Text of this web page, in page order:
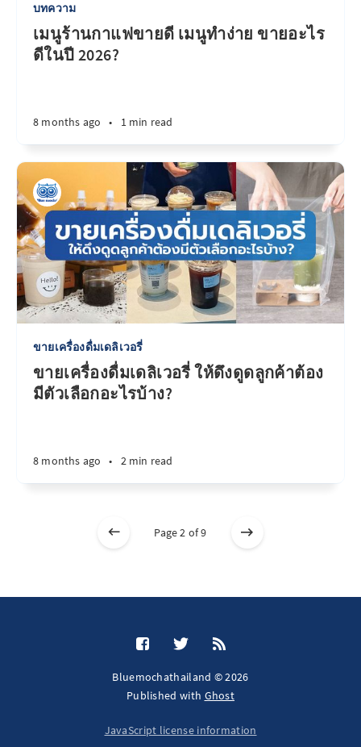
บทความ
เมนูร้านกาแฟขายดี เมนูทำง่าย ขายอะไร
ดีในปี 2026?
8 months ago • 1 min read
ขายเครื่องดื่มเดลิเวอรี่
ขายเครื่องดื่มเดลิเวอรี่ ให้ดึงดูดลูกค้าต้อง
มีตัวเลือกอะไรบ้าง?
8 months ago • 2 min read
Page 2 of 9
Bluemochathailand © 2026
Published with Ghost
JavaScript license information